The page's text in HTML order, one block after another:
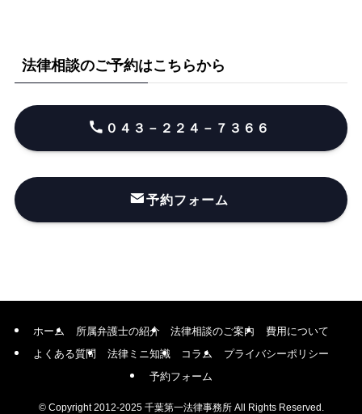
法律相談のご予約はこちらから
０４３－２２４－７３６６
予約フォーム
ホーム 所属弁護士の紹介 法律相談のご案内
費用について
よくある質問
法律ミニ知識 コラム
プライバシーポリシー
予約フォーム
©Copyright 2012-2025 千葉第一法律事務所 All Rights Reserved.